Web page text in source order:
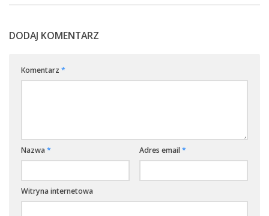
DODAJ KOMENTARZ
Komentarz *
Nazwa * Adres email*
Witryna internetowa